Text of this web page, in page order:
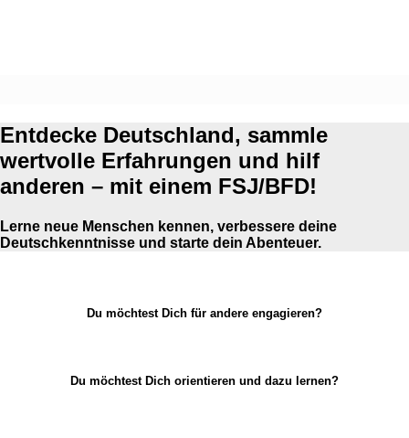
Entdecke Deutschland, sammle
wertvolle Erfahrungen und hilf
anderen – mit einem FSJ/BFD!
Lerne neue Menschen kennen, verbessere deine
Deutschkenntnisse und starte dein Abenteuer.
Du möchtest Dich für andere engagieren?
Du möchtest Dich orientieren und dazu lernen?